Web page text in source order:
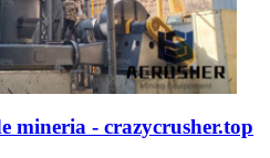
mineria - crazycrusher.top